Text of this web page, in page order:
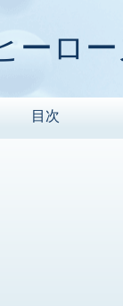
ーロ
目次